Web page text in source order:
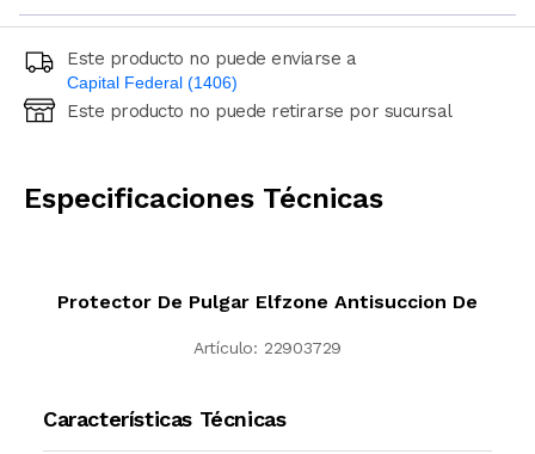
Este producto no puede enviarse a
Capital Federal (1406)
Ingresá código postal (sólo números)
Este producto no puede retirarse por sucursal
Especificaciones Técnicas
Protector De Pulgar Elfzone Antisuccion De
Artículo: 22903729
Características Técnicas